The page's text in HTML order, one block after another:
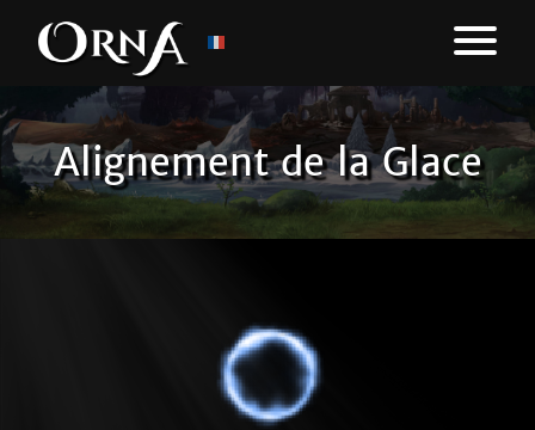
Alignement de la Glace